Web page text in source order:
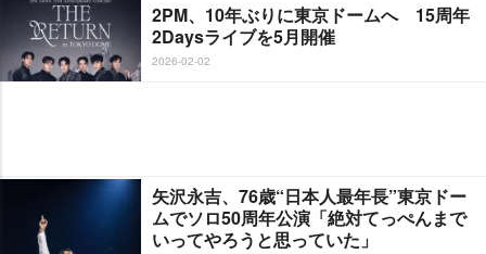
2PM、10年ぶりに東京ドームへ 15周年
2Daysライブを5月開催
2026-02-02
矢沢永吉、76歳“日本人最年長”東京ドー
ムでソロ50周年公演「絶対てっぺんまで
いってやろうと思っていた」